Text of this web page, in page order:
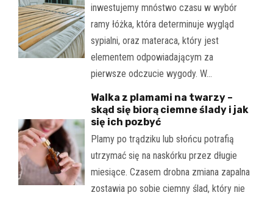
inwestujemy mnóstwo czasu w wybór
ramy łóżka, która determinuje wygląd
sypialni, oraz materaca, który jest
elementem odpowiadającym za
pierwsze odczucie wygody. W…
Walka z plamami na twarzy –
skąd się biorą ciemne ślady i jak
się ich pozbyć
Plamy po trądziku lub słońcu potrafią
utrzymać się na naskórku przez długie
miesiące. Czasem drobna zmiana zapalna
zostawia po sobie ciemny ślad, który nie